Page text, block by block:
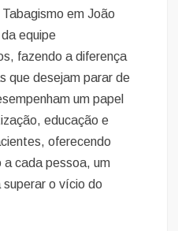
em João
equipe
fazendo a diferença
que desejam parar de
um papel
educação e
oferecendo
a cada pessoa, um
superar o vício do